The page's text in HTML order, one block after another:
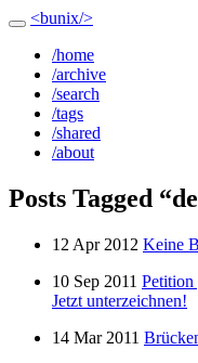
<bunix/>
/home
/archive
/search
/tags
/shared
/about
Posts Tagged
12 Apr 2012 Keine
10 Sep 2011 Petition
Jetzt unterzeichnen!
14 Mar 2011